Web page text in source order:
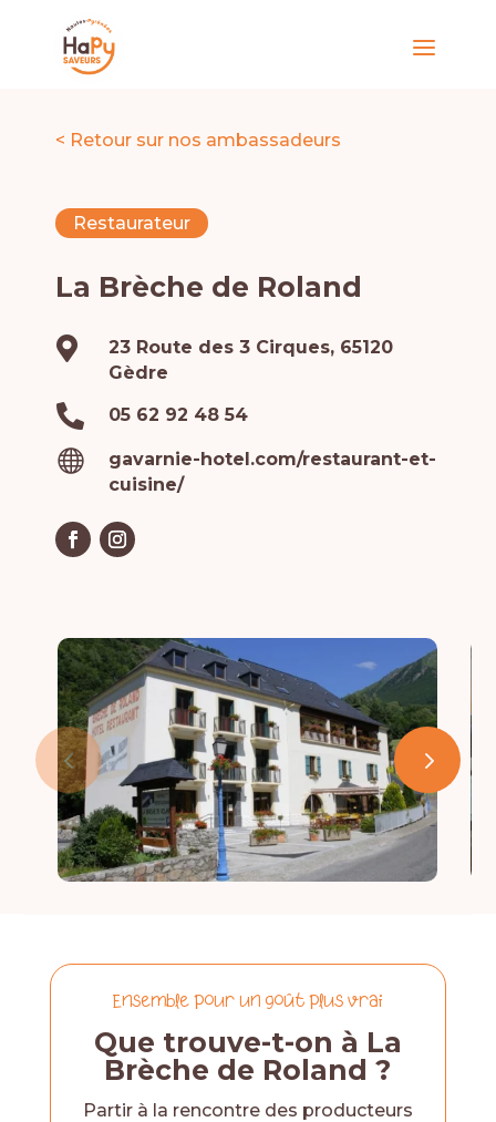
< Retour sur nos ambassadeurs
Restaurateur
La Brèche de Roland

23 Route des 3 Cirques, 65120
Gèdre
 05 62 92 48 54

gavarnie-hotel.com/restaurant-et-
cuisine/
Ensemble pour un goût plus vrai
Que trouve-t-on à La
Brèche de Roland ?
Partir à la rencontre des producteurs